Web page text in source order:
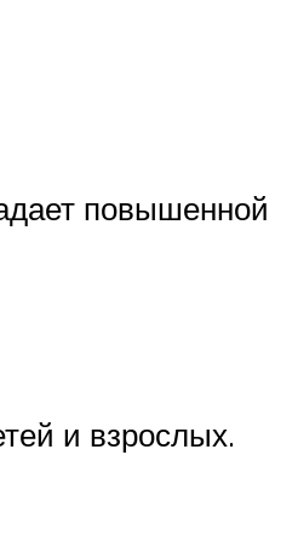
повышенной
и взрослых.